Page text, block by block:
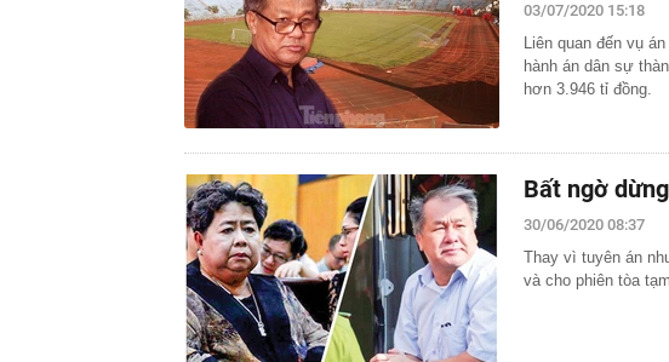
03/07/2020 15:18
Liên quan đến vụ
hành án dân sự
hơn 3.946 tỉ đồng.
Bất ngờ
30/06/2020 08:37
Thay vì tuyên án
và cho phiên tòa